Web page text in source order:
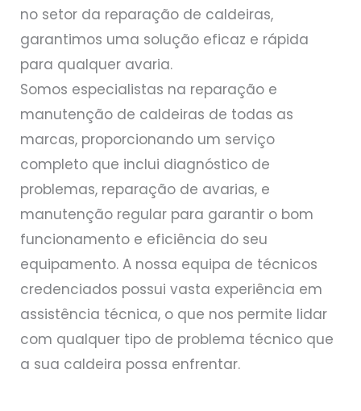
no setor da reparação de caldeiras,
garantimos uma solução eficaz e rápida
para qualquer avaria.
Somos especialistas na reparação e
manutenção de caldeiras de todas as
marcas, proporcionando um serviço
completo que inclui diagnóstico de
problemas, reparação de avarias, e
manutenção regular para garantir o bom
funcionamento e eficiência do seu
equipamento. A nossa equipa de técnicos
credenciados possui vasta experiência em
assistência técnica, o que nos permite lidar
com qualquer tipo de problema técnico que
a sua caldeira possa enfrentar.